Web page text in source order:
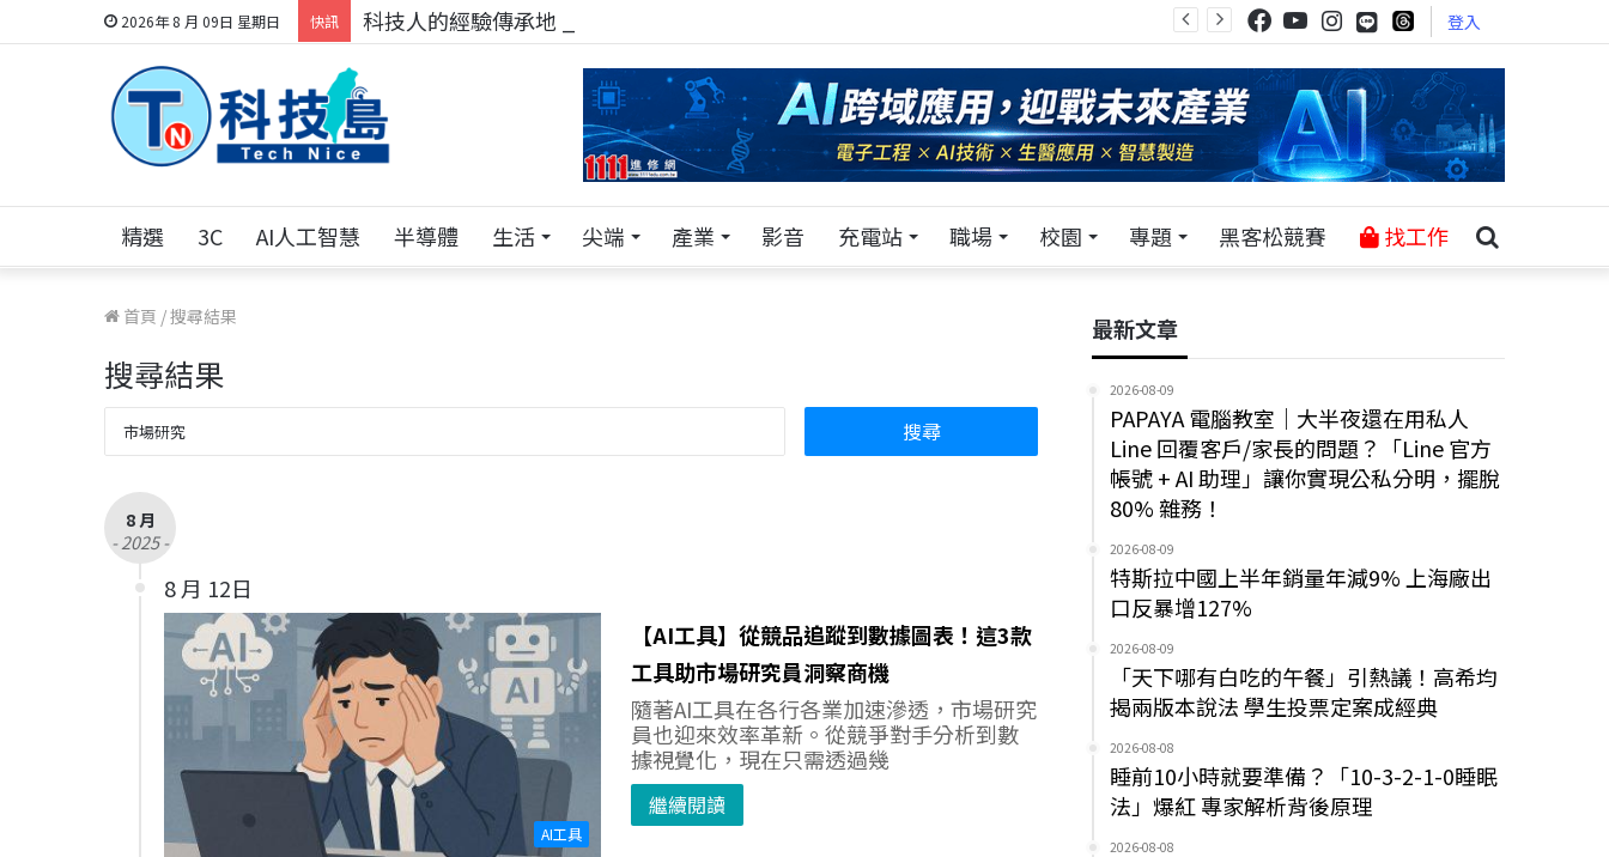
2026年 8 月 09日 星期日 快訊 科技人的經驗傳承地！在 Pei Pei 科技專區，與學弟妹交流最硬核的技術 登入
精選 3C AI人工智慧 半導體 生活 尖端 產業 影音 充電站 職場 校園 專題 黑客松競賽 找工作
首頁 /搜尋結果
搜尋結果
8 月
- 2025 -
8 月 12日
AI工具
【AI工具】從競品追蹤到數據圖表！這3款
工具助市場研究員洞察商機
隨著AI工具在各行各業加速滲透，市場研究
員也迎來效率革新。從競爭對手分析到數
據視覺化，現在只需透過幾
繼續閱讀
最新文章
2026-08-09
PAPAYA 電腦教室｜大半夜還在用私人
Line 回覆客戶/家長的問題？「Line 官方
帳號 + AI 助理」讓你實現公私分明，擺脫
80% 雜務！
2026-08-09
特斯拉中國上半年銷量年減9% 上海廠出
口反暴增127%
2026-08-09
「天下哪有白吃的午餐」引熱議！高希均
揭兩版本說法 學生投票定案成經典
2026-08-08
睡前10小時就要準備？「10-3-2-1-0睡眠
法」爆紅 專家解析背後原理
2026-08-08